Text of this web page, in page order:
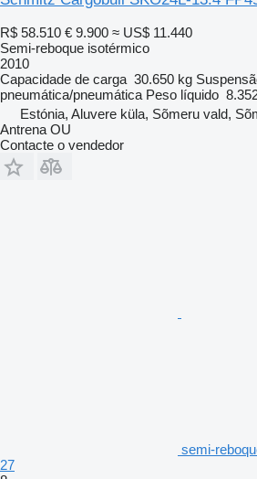
R$ 58.510 € 9.900 ≈ US$ 11.440
Semi-reboque isotérmico
2010
Capacidade de carga 30.650 kg
pneumática/pneumática Peso líquido
Estónia, Aluvere küla, Sõmeru vald,
Antrena OU
Contacte o vendedor
semi-
27